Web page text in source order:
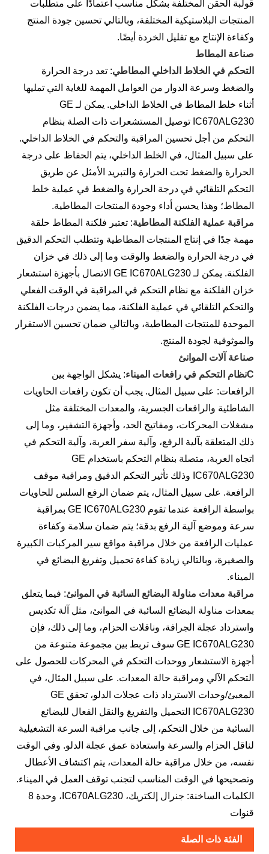
قولبة الحقن المختلفة بشكل مناسب اعتمادًا على متطلبات
المنتجات البلاستيكية المختلفة، وبالتالي تحسين جودة المنتج
وكفاءة الإنتاج مع تقليل الخردة أيضًا.
صناعة المطاط
التحكم في الخلاط الداخلي المطاطي: تعد درجة الحرارة
والضغط وسرعة الدوار من العوامل المهمة للغاية التي تمليها
أثناء خلط المطاط في الخلاط الداخلي. يمكن لـ GE
IC670ALG230 توصيل المستشعرات ذات الصلة بنظام
التحكم من أجل تحسين المراقبة والتحكم في الخلاط الداخلي.
على سبيل المثال، في الخلط الداخلي، يتم الحفاظ على درجة
الحرارة والضغط تحت الحرارة والتبريد الأمثل عن طريق
التحكم التلقائي في درجة الحرارة والضغط في عملية خلط
المطاط؛ وهذا يحسن أداء وجودة المنتجات المطاطية.
مراقبة عملية الفلكنة المطاطية: تعتبر فلكنة المطاط حلقة
مهمة جدًا في إنتاج المنتجات المطاطية وتتطلب التحكم الدقيق
في درجة الحرارة والضغط والوقت وما إلى ذلك في خزان
الفلكنة. يمكن لـ GE IC670ALG230 الاتصال بأجهزة استشعار
خزان الفلكنة مع نظام التحكم في المراقبة في الوقت الفعلي
والتحكم التلقائي في عملية الفلكنة، مما يضمن درجات الفلكنة
الموحدة للمنتجات المطاطية، وبالتالي ضمان تحسين الاستقرار
والموثوقية لجودة المنتج.
صناعة آلات الموانئ
Cنظام التحكم في رافعات الميناء: يشكل الواجهة بين
الرافعات: على سبيل المثال. يجب أن تكون رافعات الحاويات
الشاطئية والرافعات الجسرية، والمعدات المختلفة مثل
مشغلات المحركات، ومفاتيح الحد، وأجهزة التشفير، وما إلى
ذلك المتعلقة بآلية الرفع، وآلية سفر العربة، وآلية التحكم في
اتجاه العربة، متصلة بنظام التحكم باستخدام GE
IC670ALG230 وذلك تأثير التحكم الدقيق ومراقبة موقف
الرافعة. على سبيل المثال، يتم ضمان الرفع السلس للحاويات
بواسطة الرافعة عندما تقوم GE IC670ALG230 بمراقبة
سرعة وموضع آلية الرفع بدقة؛ يتم ضمان سلامة وكفاءة
عمليات الرافعة من خلال مراقبة مواقع سير المركبات الكبيرة
والصغيرة، وبالتالي زيادة كفاءة تحميل وتفريغ البضائع في
الميناء.
مراقبة معدات مناولة البضائع السائبة في الموانئ: فيما يتعلق
بمعدات مناولة البضائع السائبة في الموانئ، مثل آلة تكديس
واسترداد عجلة الجرافة، وناقلات الحزام، وما إلى ذلك، فإن
GE IC670ALG230 سوف تربط بين مجموعة متنوعة من
أجهزة الاستشعار ووحدات التحكم في المحركات للحصول على
التحكم الآلي ومراقبة حالة المعدات. على سبيل المثال، في
المعبئ/وحدات الاسترداد ذات عجلات الدلو، تحقق GE
IC670ALG230 التحميل والتفريغ والنقل الفعال للبضائع
السائبة من خلال التحكم، إلى جانب مراقبة السرعة التشغيلية
لناقل الحزام والسرعة واستعادة عمق عجلة الدلو. وفي الوقت
نفسه، من خلال مراقبة حالة المعدات، يتم اكتشاف الأعطال
وتصحيحها في الوقت المناسب لتجنب توقف العمل في الميناء.
الكلمات الساخنة: جنرال إلكتريك، IC670ALG230، وحدة 8
قنوات
الفئة ذات الصلة